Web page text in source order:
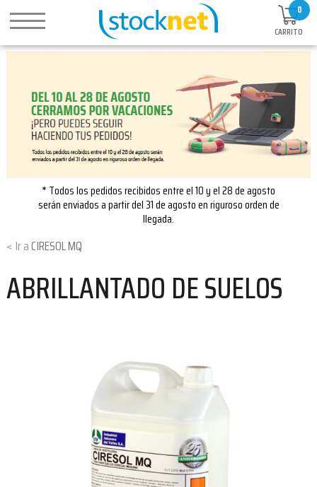
0
CARRITO
* Todos los pedidos recibidos entre el 10 y el 28 de agosto
serán enviados a partir del 31 de agosto en riguroso orden de
llegada.
CIRESOL MQ
ABRILLANTADO DE SUELOS